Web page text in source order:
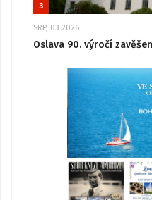
3
SRP, 03 2026
Oslava 90. výročí